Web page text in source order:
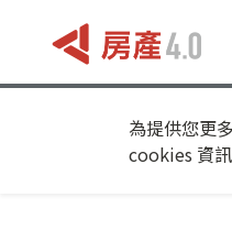
為提供您更
cookies 資